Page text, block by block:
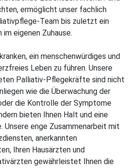
ermöglicht unser fachlich
Team bis zuletzt ein
eigenen Zuhause.
ein menschenwürdiges und
Leben zu führen. Unsere
Palliativ-Pflegekräfte sind nicht
wie die Überwachung der
die Kontrolle der Symptome
bieten Ihnen Halt und eine
Unsere enge Zusammenarbeit mit
anerkannten
Ihren Hausärzten und
gewährleistet Ihnen die